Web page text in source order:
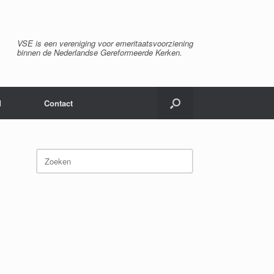
VSE is een vereniging voor emeritaatsvoorziening
binnen de Nederlandse Gereformeerde Kerken.
Contact
Zoeken
naar: